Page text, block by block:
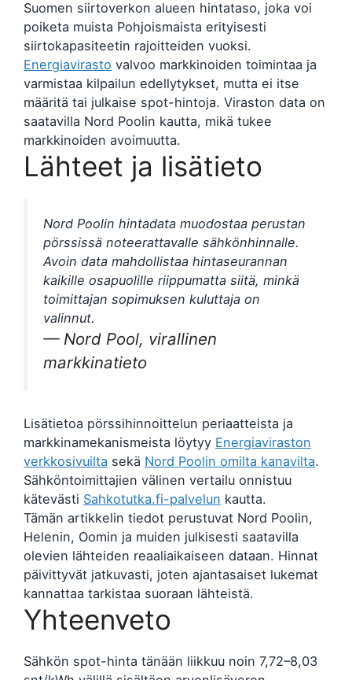
Suomen siirtoverkon alueen hintataso, joka voi
poiketa muista Pohjoismaista erityisesti
siirtokapasiteetin rajoitteiden vuoksi.
Energiavirasto valvoo markkinoiden toimintaa ja
varmistaa kilpailun edellytykset, mutta ei itse
määritä tai julkaise spot-hintoja. Viraston data on
saatavilla Nord Poolin kautta, mikä tukee
markkinoiden avoimuutta.
Lähteet ja lisätieto
Nord Poolin hintadata muodostaa perustan
pörssissä noteerattavalle sähkönhinnalle.
Avoin data mahdollistaa hintaseurannan
kaikille osapuolille riippumatta siitä, minkä
toimittajan sopimuksen kuluttaja on
valinnut.
— Nord Pool, virallinen
markkinatieto
Lisätietoa pörssihinnoittelun periaatteista ja
markkinamekanismeista löytyy Energiaviraston
verkkosivuilta sekä Nord Poolin omilta kanavilta.
Sähköntoimittajien välinen vertailu onnistuu
kätevästi Sahkotutka.fi-palvelun kautta.
Tämän artikkelin tiedot perustuvat Nord Poolin,
Helenin, Oomin ja muiden julkisesti saatavilla
olevien lähteiden reaaliaikaiseen dataan. Hinnat
päivittyvät jatkuvasti, joten ajantasaiset lukemat
kannattaa tarkistaa suoraan lähteistä.
Yhteenveto
Sähkön spot-hinta tänään liikkuu noin 7,72–8,03